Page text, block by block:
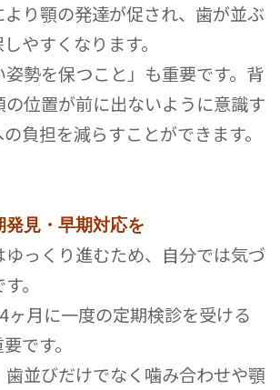
より顎の発達が促され、歯が並ぶ
やすくなります。
姿勢を保つこと」も重要です。背
位置が前に出ないように意識す
負担を減らすことができます。
発見・早期対応を
っくり進むため、自分では気づ
。
ヶ月に一度の定期検診を受ける
です。
並びだけでなく噛み合わせや顎